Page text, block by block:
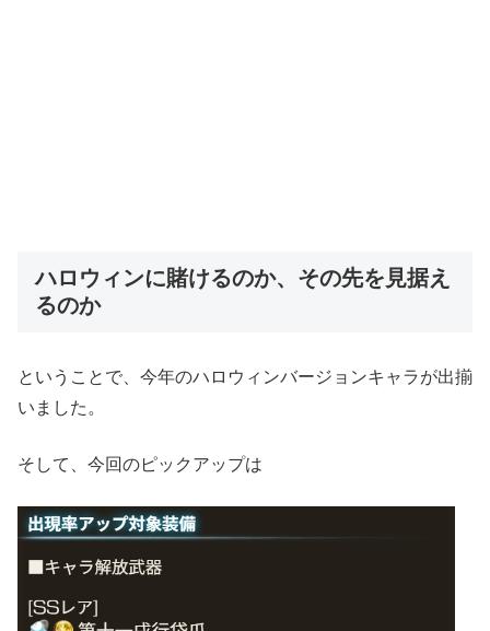
ハロウィンに賭けるのか、その先を見据え
るのか
ということで、今年のハロウィンバージョンキャラが出揃
いました。
そして、今回のピックアップは